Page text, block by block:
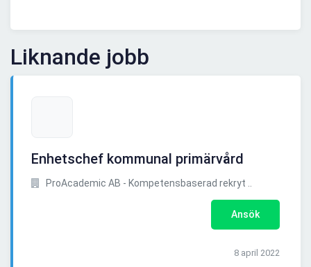
Liknande jobb
Enhetschef kommunal primärvård
ProAcademic AB - Kompetensbaserad rekryt ..
Ansök
8 april 2022